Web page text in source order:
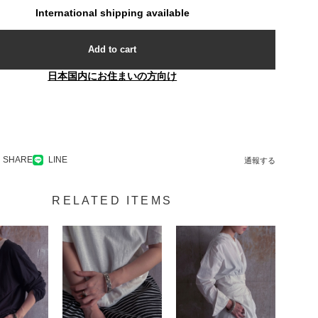
International shipping available
Add to cart
日本国内にお住まいの方向け
SHARE LINE 通報する
RELATED ITEMS